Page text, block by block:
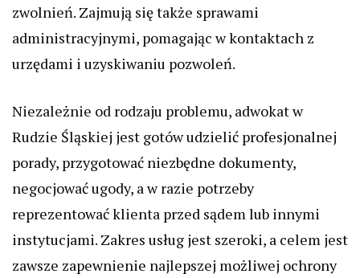
zwolnień. Zajmują się także sprawami
administracyjnymi, pomagając w kontaktach z
urzędami i uzyskiwaniu pozwoleń.
Niezależnie od rodzaju problemu, adwokat w
Rudzie Śląskiej jest gotów udzielić profesjonalnej
porady, przygotować niezbędne dokumenty,
negocjować ugody, a w razie potrzeby
reprezentować klienta przed sądem lub innymi
instytucjami. Zakres usług jest szeroki, a celem jest
zawsze zapewnienie najlepszej możliwej ochrony